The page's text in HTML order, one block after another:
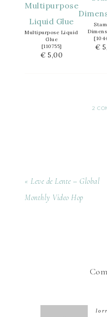
Multipurpose Liquid
Glue
[110755]
€ 5,00
[
€
2
« Leve de Lente – Global
Monthly Video Hop